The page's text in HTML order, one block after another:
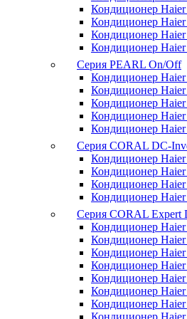
Кондиционер
Кондиционер
Кондиционер
Кондиционер
Серия PEARL On/Off
Кондиционер
Кондиционер
Кондиционер
Кондиционер
Кондиционер
Серия CORAL DC-
Кондиционер
Кондиционер
Кондиционер
Кондиционер
Серия CORAL Expert
Кондиционер
Кондиционер
Кондиционер
Кондиционер
Кондиционер
Кондиционер
Кондиционер
Кондиционер